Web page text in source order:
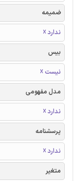
ضمیمه
ندارد ☓
بیس
نیست ☓
مدل مفهومی
ندارد ☓
پرسشنامه
ندارد ☓
متغیر